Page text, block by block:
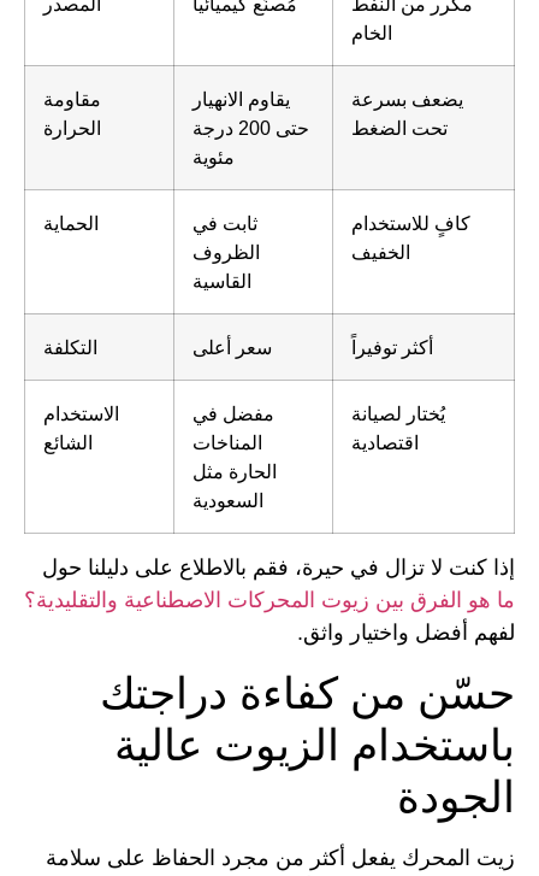
الخام
مقاومة
الحرارة
يقاوم الانهيار
حتى 200 درجة
مئوية
يضعف بسرعة
تحت الضغط
الحماية
ثابت في
الظروف
القاسية
كافٍ للاستخدام
الخفيف
التكلفة سعر أعلى أكثر توفيراً
الاستخدام
الشائع
مفضل في
المناخات
الحارة مثل
السعودية
يُختار لصيانة
اقتصادية
إذا كنت لا تزال في حيرة، فقم بالاطلاع على دليلنا حول
ما هو الفرق بين زيوت المحركات الاصطناعية والتقليدية؟
لفهم أفضل واختيار واثق.
حسّن من كفاءة دراجتك
باستخدام الزيوت عالية
الجودة
زيت المحرك يفعل أكثر من مجرد الحفاظ على سلامة